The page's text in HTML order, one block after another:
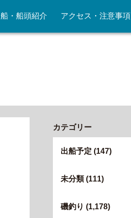
船・船頭紹介 アクセス・注意事項
カテゴリー
出船予定 (147)
未分類(111)
磯釣り (1,178)